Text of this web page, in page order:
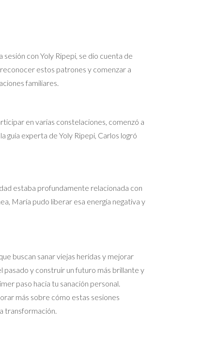
con Yoly Ripepi, se dio cuenta de
estos patrones y comenzar a
familiares.
en varias constelaciones, comenzó a
guía experta de Yoly Ripepi, Carlos logró
estaba profundamente relacionada con
María pudo liberar esa energía negativa y
buscan sanar viejas heridas y mejorar
y construir un futuro más brillante y
paso hacia tu sanación personal.
más sobre cómo estas sesiones
transformación.